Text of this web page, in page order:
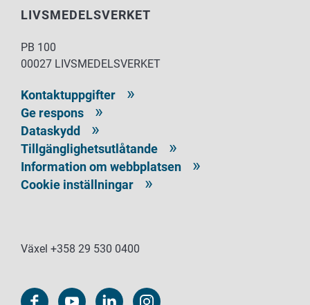
LIVSMEDELSVERKET
PB 100
00027 LIVSMEDELSVERKET
Kontaktuppgifter
Ge respons
Dataskydd
Tillgänglighetsutlåtande
Information om webbplatsen
Cookie inställningar
Växel +358 29 530 0400